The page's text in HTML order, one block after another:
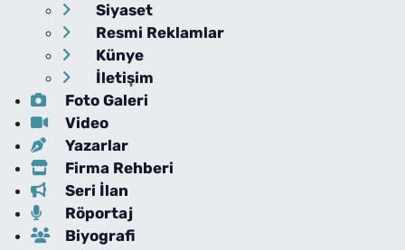
Siyaset
Resmi Reklamlar
Künye
İletişim
Foto Galeri
Video
Yazarlar
Firma Rehberi
Seri İlan
Röportaj
Biyografi